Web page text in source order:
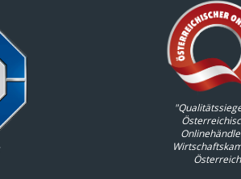
Österreich